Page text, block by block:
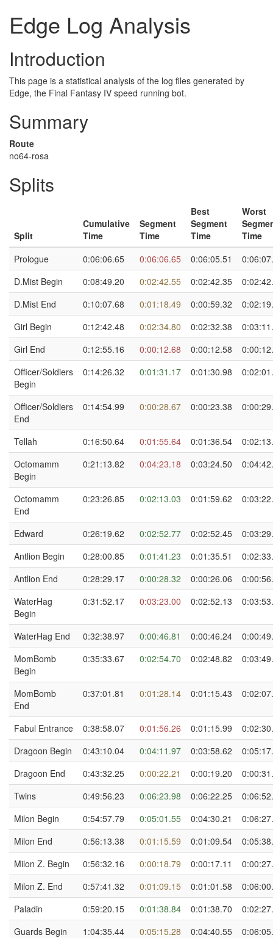
Edge Log Analysis
Introduction
This page is a statistical analysis of the log files generated by
Edge, the Final Fantasy IV speed running bot.
Summary
Route
no64-rosa
Splits
Split
Cumulative
Time
Segment
Time
Best
Segment
Time
Worst
Time
Prologue
0:06:06.65 0:06:06.65 0:06:05.51
D.Mist Begin
0:08:49.20 0:02:42.55 0:02:42.35
D.Mist End
0:10:07.68 0:01:18.49 0:00:59.32
Girl Begin
0:12:42.48 0:02:34.80 0:02:32.38
Girl End
0:12:55.16 0:00:12.68 0:00:12.58
Officer/Soldiers
Begin
0:14:26.32 0:01:31.17 0:01:30.98
Officer/Soldiers
End
0:14:54.99 0:00:28.67 0:00:23.38
Tellah 0:16:50.64 0:01:55.64 0:01:36.54
Octomamm
Begin
0:21:13.82 0:04:23.18 0:03:24.50
Octomamm
End
0:23:26.85 0:02:13.03 0:01:59.62
Edward 0:26:19.62 0:02:52.77 0:02:52.45
Antlion Begin
0:28:00.85 0:01:41.23 0:01:35.51
Antlion End
0:28:29.17 0:00:28.32 0:00:26.06
WaterHag
Begin
0:31:52.17 0:03:23.00 0:02:52.13
WaterHag End 0:32:38.97 0:00:46.81 0:00:46.24
MomBomb
Begin
0:35:33.67 0:02:54.70 0:02:48.82
MomBomb
End
0:37:01.81 0:01:28.14 0:01:15.43
Fabul Entrance 0:38:58.07 0:01:56.26 0:01:15.99
Dragoon Begin
0:43:10.04 0:04:11.97 0:03:58.62
Dragoon End
0:43:32.25 0:00:22.21 0:00:19.20
Twins
0:49:56.23 0:06:23.98 0:06:22.25
Milon Begin
0:54:57.79 0:05:01.55 0:04:30.21
Milon End
0:56:13.38 0:01:15.59 0:01:09.54
Milon Z. Begin
0:56:32.16 0:00:18.79 0:00:17.11
Milon Z. End
0:57:41.32 0:01:09.15 0:01:01.58
Paladin
0:59:20.15 0:01:38.84 0:01:38.70
Guards Begin
1:04:35.44 0:05:15.28 0:04:40.55